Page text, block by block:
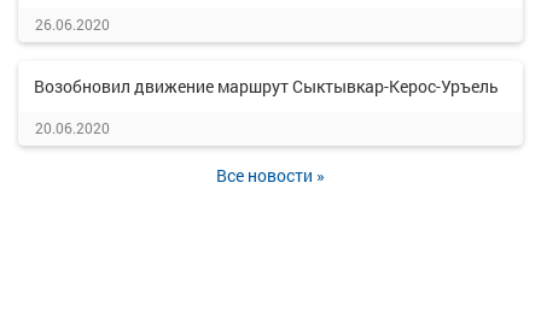
26.06.2020
Возобновил движение маршрут Сыктывкар-Керос-Уръель
20.06.2020
Все новости »